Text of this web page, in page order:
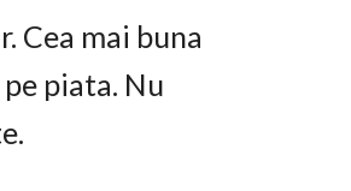
Cea mai buna
piata. Nu